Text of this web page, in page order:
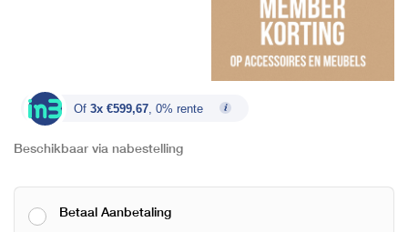
Of 3x €599,67 , 0% rente
Beschikbaar via nabestelling
Betaal Aanbetaling